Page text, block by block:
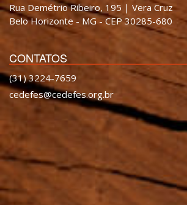
Rua Demétrio Ribeiro, 195 | Vera Cruz
Belo Horizonte - MG - CEP 30285-680
CONTATOS
(31) 3224-7659
cedefes@cedefes.org.br